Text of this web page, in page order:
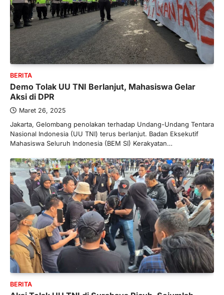
BERITA
Demo Tolak UU TNI Berlanjut, Mahasiswa Gelar
Aksi di DPR
Maret 26, 2025
Jakarta, Gelombang penolakan terhadap Undang-Undang Tentara
Nasional Indonesia (UU TNI) terus berlanjut. Badan Eksekutif
Mahasiswa Seluruh Indonesia (BEM SI) Kerakyatan…
BERITA